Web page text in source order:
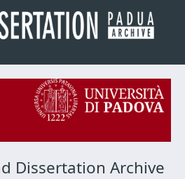
Dissertation Archive